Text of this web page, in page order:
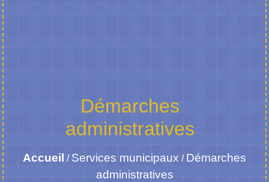
Démarches
administratives
Accueil / Services municipaux / Démarches
administratives